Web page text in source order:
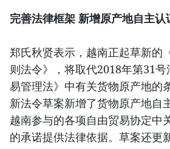
完善法律框架 新增原产地自主认
郑氏秋贤表示，越南正起草新的
则法令》，将取代2018年第31
易管理法》中有关货物原产地的
新法令草案新增了货物原产地自
越南参与的各项自由贸易协定中
的承诺提供法律依据。草案还更